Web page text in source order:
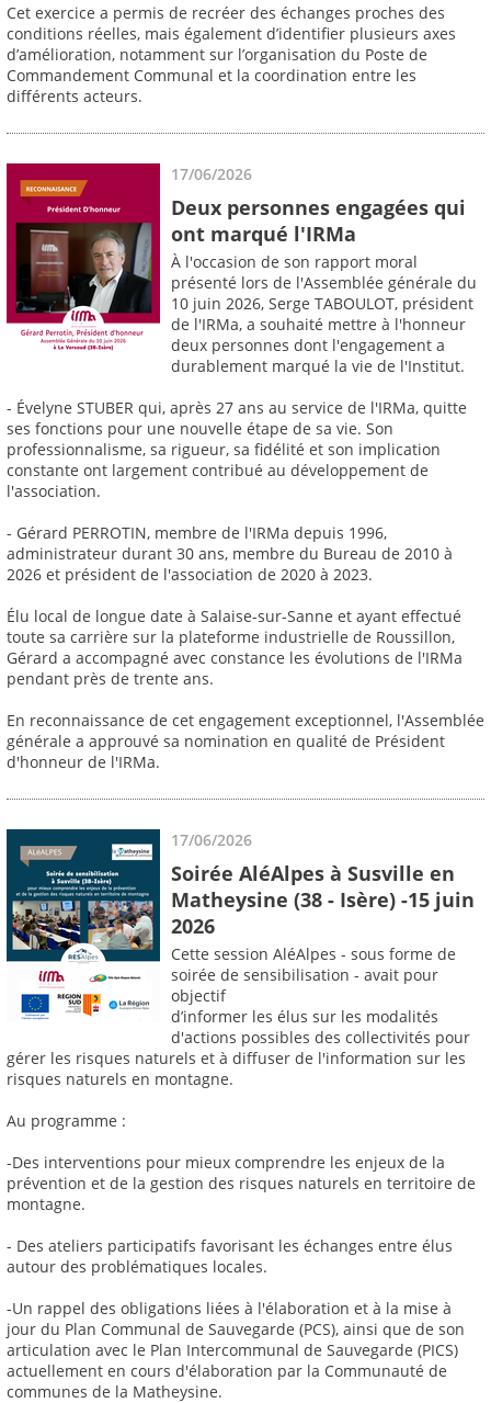
Cet exercice a permis de recréer des échanges proches des
conditions réelles, mais également d’identifier plusieurs axes
d’amélioration, notamment sur l’organisation du Poste de
Commandement Communal et la coordination entre les
différents acteurs.
17/06/2026
Deux personnes engagées qui
ont marqué l'IRMa
À l'occasion de son rapport moral
présenté lors de l'Assemblée générale du
10 juin 2026, Serge TABOULOT, président
de l'IRMa, a souhaité mettre à l'honneur
deux personnes dont l'engagement a
durablement marqué la vie de l'Institut.
- Évelyne STUBER qui, après 27 ans au service de l'IRMa, quitte
ses fonctions pour une nouvelle étape de sa vie. Son
professionnalisme, sa rigueur, sa fidélité et son implication
constante ont largement contribué au développement de
l'association.
- Gérard PERROTIN, membre de l'IRMa depuis 1996,
administrateur durant 30 ans, membre du Bureau de 2010 à
2026 et président de l'association de 2020 à 2023.
Élu local de longue date à Salaise-sur-Sanne et ayant effectué
toute sa carrière sur la plateforme industrielle de Roussillon,
Gérard a accompagné avec constance les évolutions de l'IRMa
pendant près de trente ans.
En reconnaissance de cet engagement exceptionnel, l'Assemblée
générale a approuvé sa nomination en qualité de Président
d'honneur de l'IRMa.
17/06/2026
Soirée AléAlpes à Susville en
Matheysine (38 - Isère) -15 juin
2026
Cette session AléAlpes - sous forme de
soirée de sensibilisation - avait pour
objectif
d’informer les élus sur les modalités
d'actions possibles des collectivités pour
gérer les risques naturels et à diffuser de l'information sur les
risques naturels en montagne.
Au programme :
-Des interventions pour mieux comprendre les enjeux de la
prévention et de la gestion des risques naturels en territoire de
montagne.
- Des ateliers participatifs favorisant les échanges entre élus
autour des problématiques locales.
-Un rappel des obligations liées à l'élaboration et à la mise à
jour du Plan Communal de Sauvegarde (PCS), ainsi que de son
articulation avec le Plan Intercommunal de Sauvegarde (PICS)
actuellement en cours d'élaboration par la Communauté de
communes de la Matheysine.